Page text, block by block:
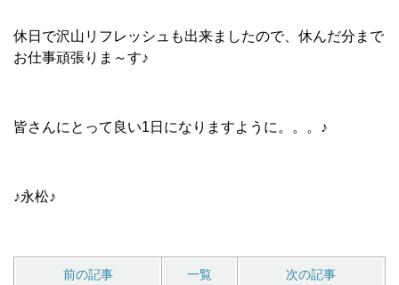
休日で沢山リフレッシュも出来ましたので、休んだ分まで
お仕事頑張りま～す♪
皆さんにとって良い1日になりますように。。。♪
♪永松♪
前の記事 一覧 次の記事